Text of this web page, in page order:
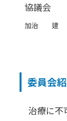
協議会
加治 建
委員会
治療に不